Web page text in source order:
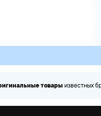
товары известных